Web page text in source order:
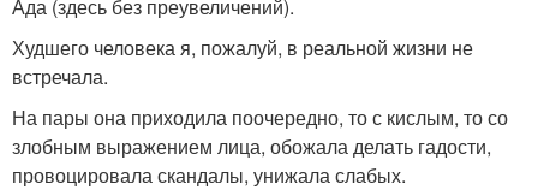
Ада (здесь без преувеличений).
Худшего человека я, пожалуй, в реальной жизни не
встречала.
На пары она приходила поочередно, то с кислым, то со
злобным выражением лица, обожала делать гадости,
провоцировала скандалы, унижала слабых.